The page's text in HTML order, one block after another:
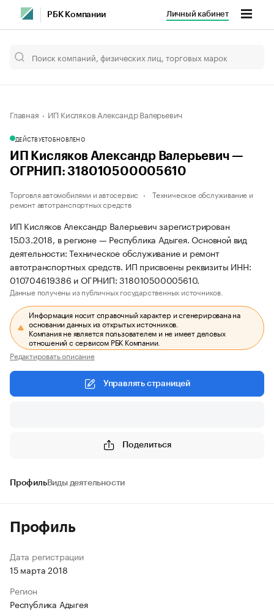
РБК Компании Личный кабинет
Главная ИП Кисляков Александр Валерьевич
ДЕЙСТВУЕТОБНОВЛЕНО
ИП Кисляков Александр Валерьевич —
ОГРНИП: 318010500005610
Торговля автомобилями и автосервис
Техническое обслуживание и
ремонт автотранспортных средств
ИП Кисляков Александр Валерьевич зарегистрирован
15.03.2018, в регионе — Республика Адыгея. Основной вид
деятельности: Техническое обслуживание и ремонт
автотранспортных средств. ИП присвоены реквизиты ИНН:
010704619386 и ОГРНИП: 318010500005610.
Данные получены из публичных государственных источников.
Информация носит справочный характер и сгенерирована на
основании данных из открытых источников.
Компания не является пользователем и не имеет деловых
отношений с сервисом РБК Компании.
Редактировать описание
Управлять страницей
Поделиться
ПрофильВиды деятельности
Профиль
Дата регистрации
15 марта 2018
Регион
Республика Адыгея